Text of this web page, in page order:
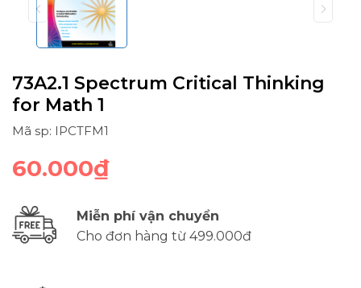
73A2.1 Spectrum Critical Thinking
for Math 1
Mã sp: IPCTFM1
60.000₫
Miễn phí vận chuyển
Cho đơn hàng từ 499.000đ